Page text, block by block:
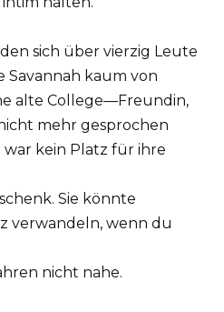
sich über vierzig Leute
kaum von
alte College—Freundin,
mehr gesprochen
war kein Platz für ihre
Sie könnte
verwandeln, wenn du
nicht nahe.